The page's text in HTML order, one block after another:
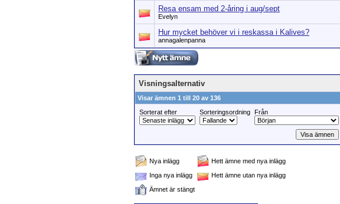
Resa ensam med 2-åring i aug/sept
Evelyn
Hur mycket behöver vi i reskassa i Kalives?
annagalenpanna
Visningsalternativ
Visar ämnen 1 till 20 av 136
Sorterat efter
Sorteringsordning Från
Nya inlägg
Hett ämne med nya inlägg
Inga nya inlägg
Hett ämne utan nya inlägg
Ämnet är stängt